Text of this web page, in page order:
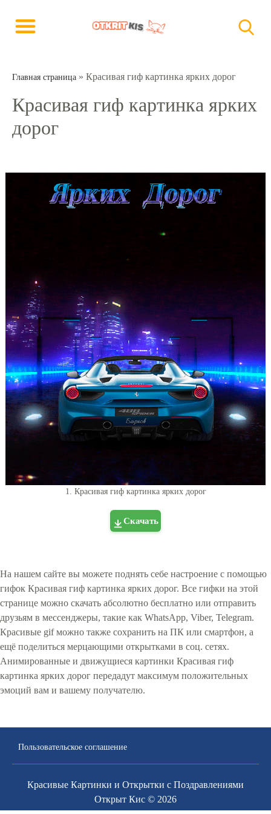
Главная страница » Красивая гиф картинка ярких дорог
Красивая гиф картинка ярких
дорог
1. Красивая гиф картинка ярких дорог
Скачать
На нашем сайте вы можете поднять себе настроение с помощью
гифок Красивая гиф картинка ярких дорог. Все гифки на этой
странице можно скачать абсолютно бесплатно или отправить
друзьям в мессенджеры, такие как WhatsApp, Viber, Telegram.
Красивые gif можно также сохранить на ПК или смартфон, а
ещё поделиться мерцающими открытками в соц. сетях.
Анимированные и движущиеся картинки Красивая гиф
картинка ярких дорог передадут максимум положительных
эмоций вам и вашему получателю.
Пользовательское соглашение
Красивые Картинки и Открытки с Поздравлениями
Открыт Кис © 2026